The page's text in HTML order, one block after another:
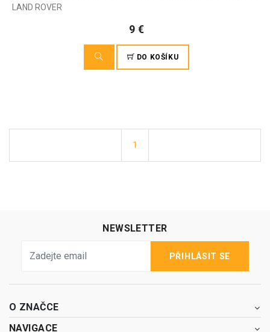
LAND ROVER
9 €
DO KOŠÍKU
1
NEWSLETTER
PŘIHLÁSIT SE
O ZNAČCE
NAVIGACE